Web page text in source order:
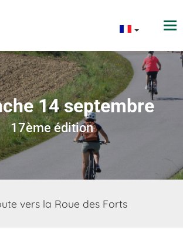
14 septembre
17ème édition
vers la Roue des Forts